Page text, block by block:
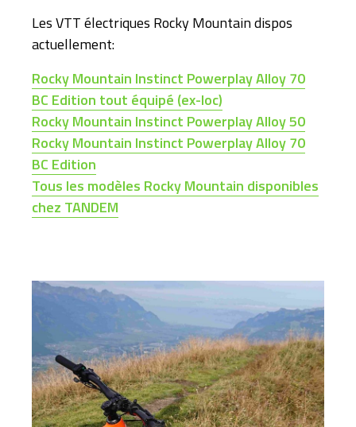
Les VTT électriques Rocky Mountain dispos
actuellement:
Rocky Mountain Instinct Powerplay Alloy 70
BC Edition tout équipé (ex-loc)
Rocky Mountain Instinct Powerplay Alloy 50
Rocky Mountain Instinct Powerplay Alloy 70
BC Edition
Tous les modèles Rocky Mountain disponibles
chez TANDEM